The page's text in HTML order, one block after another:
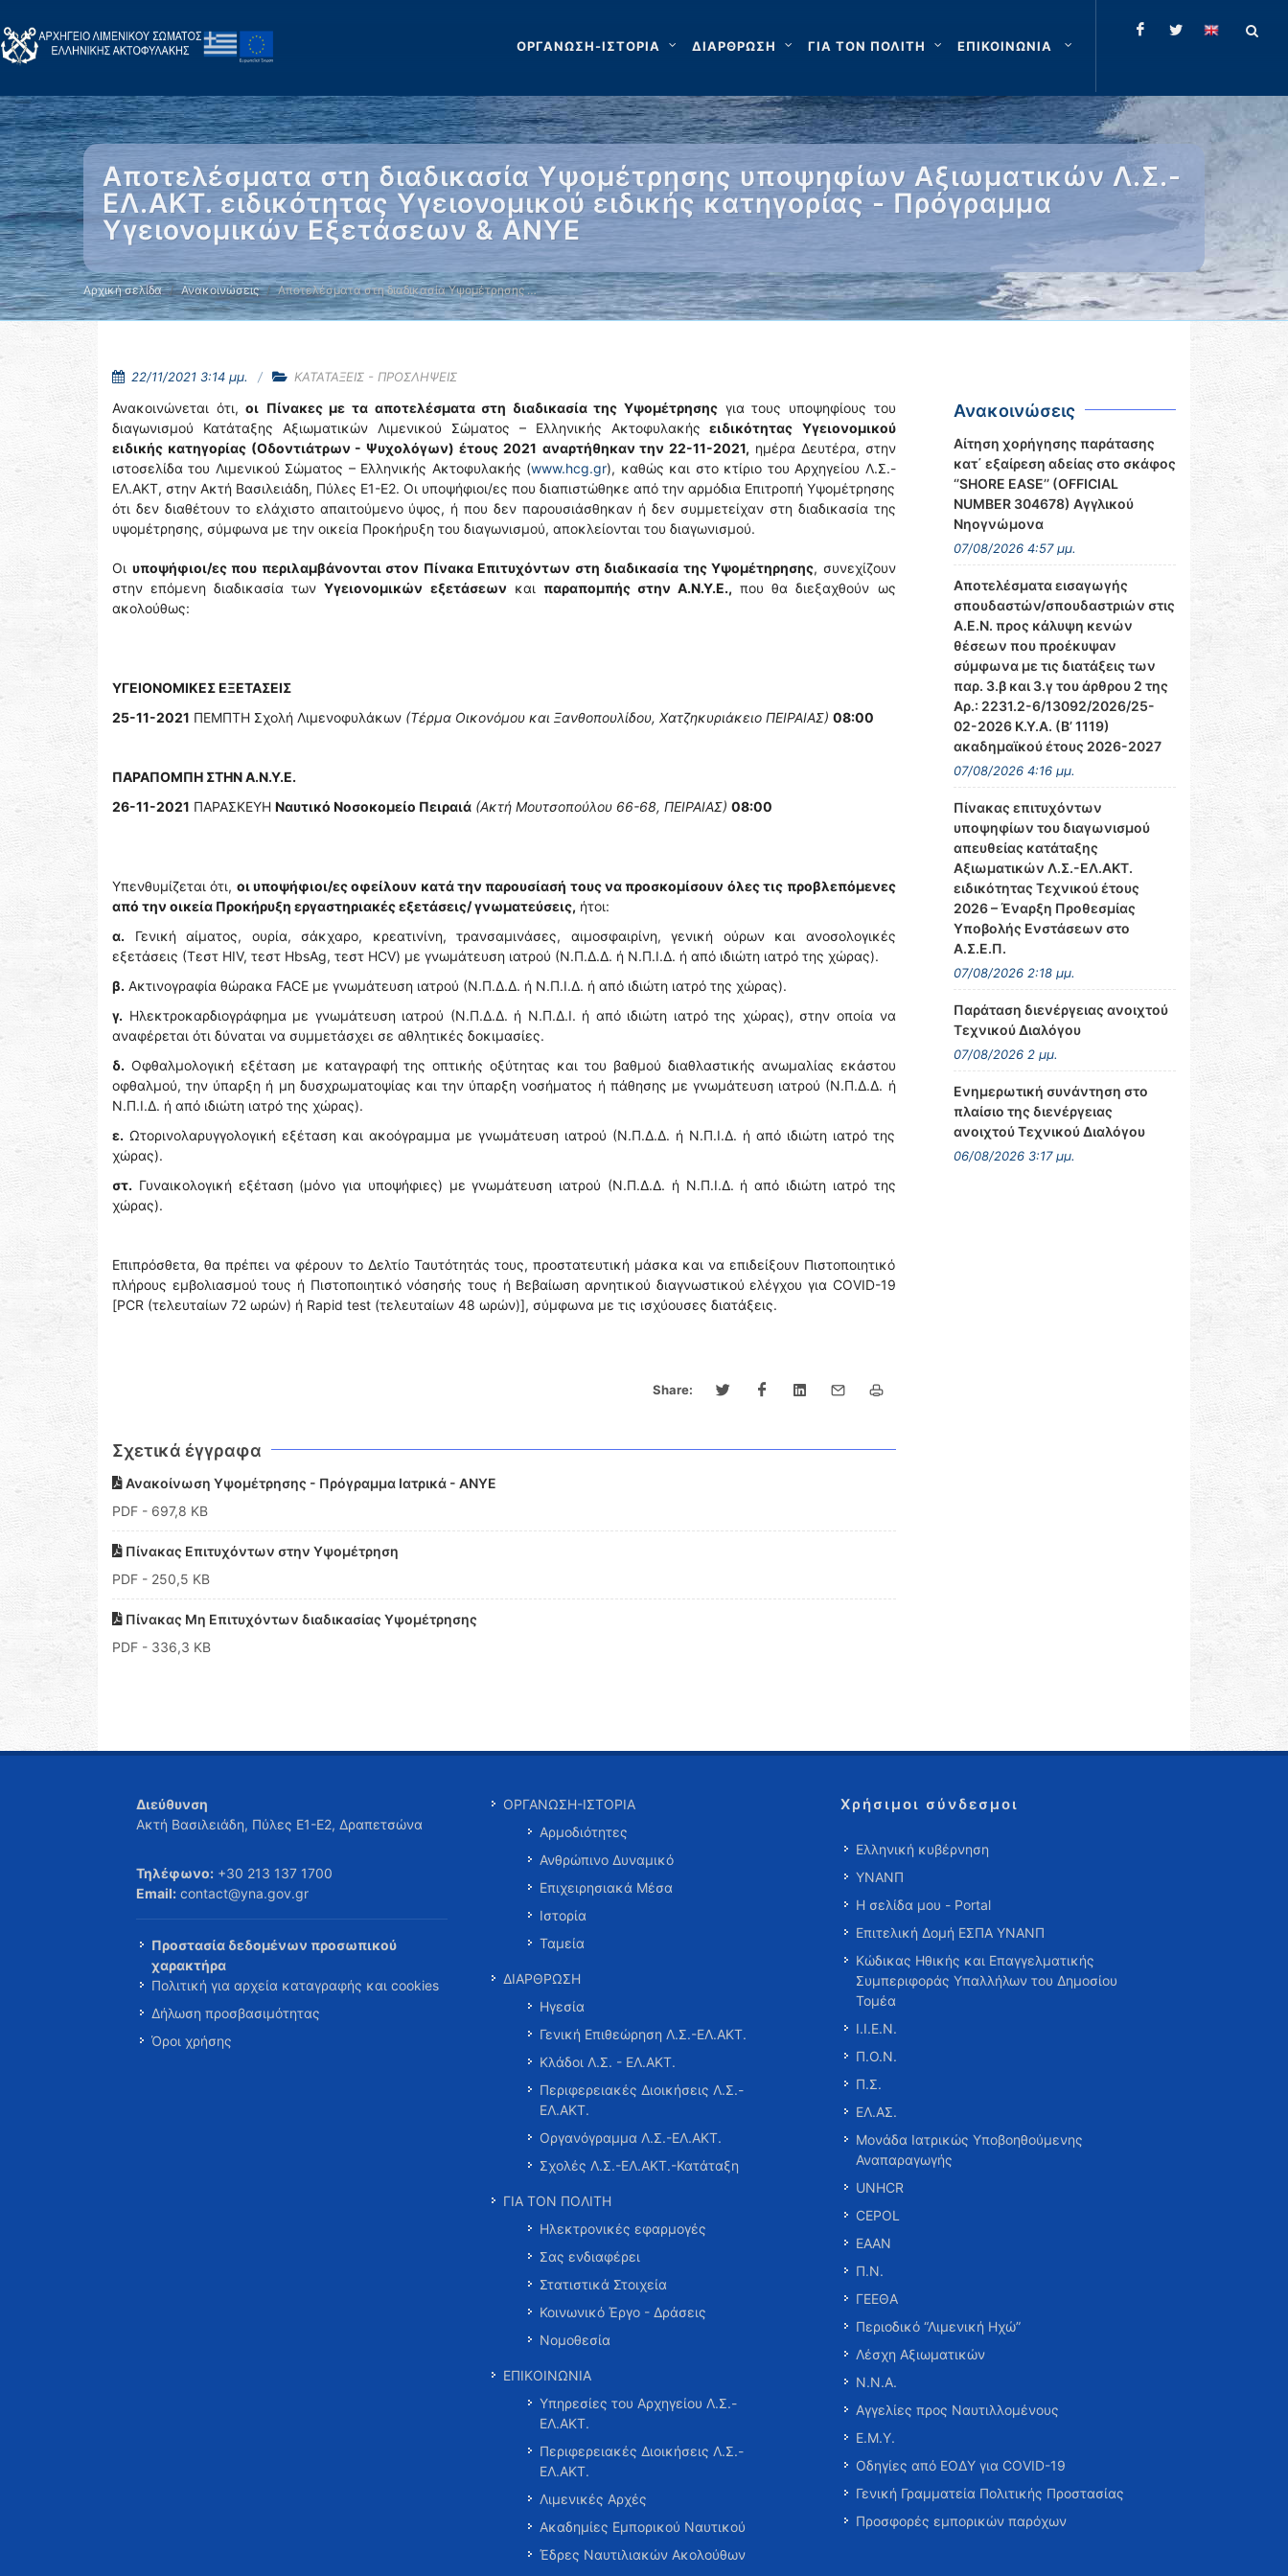
ΟΡΓΑΝΩΣΗ-ΙΣΤΟΡΙΑ ΔΙΑΡΘΡΩΣΗ ΓΙΑ ΤΟΝ ΠΟΛΙΤΗ ΕΠΙΚΟΙΝΩΝΙΑ
Αποτελέσματα στη διαδικασία Υψομέτρησης υποψηφίων Αξιωματικών Λ.Σ.-
ΕΛ.ΑΚΤ. ειδικότητας Υγειονομικού ειδικής κατηγορίας - Πρόγραμμα
Υγειονομικών Εξετάσεων & ΑΝΥΕ
Αρχική σελίδα Ανακοινώσεις Αποτελέσματα στη διαδικασία Υψομέτρησης …
22/11/2021 3:14 μμ. ΚΑΤΑΤΑΞΕΙΣ - ΠΡΟΣΛΗΨΕΙΣ
Ανακοινώνεται ότι,οι Πίνακες με τα αποτελέσματα στη διαδικασία της Υψομέτρησης για τους υποψηφίους του
διαγωνισμού Κατάταξης Αξιωματικών Λιμενικού Σώματος – Ελληνικής Ακτοφυλακής ειδικότητας Υγειονομικού
ειδικής κατηγορίας (Οδοντιάτρων - Ψυχολόγων) έτους 2021 αναρτήθηκαν την 22-11-2021, ημέρα Δευτέρα, στην
ιστοσελίδα του Λιμενικού Σώματος – Ελληνικής Ακτοφυλακής (www.hcg.gr), καθώς και στο κτίριο του Αρχηγείου Λ.Σ.-
ΕΛ.ΑΚΤ, στην Ακτή Βασιλειάδη, Πύλες Ε1-Ε2. Οι υποψήφιοι/ες που διαπιστώθηκε από την αρμόδια Επιτροπή Υψομέτρησης
ότι δεν διαθέτουν το ελάχιστο απαιτούμενο ύψος, ή που δεν παρουσιάσθηκαν ή δεν συμμετείχαν στη διαδικασία της
υψομέτρησης, σύμφωνα με την οικεία Προκήρυξη του διαγωνισμού, αποκλείονται του διαγωνισμού.
Οι υποψήφιοι/ες που περιλαμβάνονται στον Πίνακα Επιτυχόντων στη διαδικασία της Υψομέτηρησης, συνεχίζουν
στην επόμενη διαδικασία τωνΥγειονομικών εξετάσεων και παραπομπής στην Α.Ν.Υ.Ε., που θα διεξαχθούν ως
ακολούθως:
ΥΓΕΙΟΝΟΜΙΚΕΣ ΕΞΕΤΑΣΕΙΣ
25-11-2021 ΠΕΜΠΤΗ Σχολή Λιμενοφυλάκων (Τέρμα Οικονόμου και Ξανθοπουλίδου, Χατζηκυριάκειο ΠΕΙΡΑΙΑΣ) 08:00
ΠΑΡΑΠΟΜΠΗ ΣΤΗΝ Α.Ν.Υ.Ε.
26-11-2021 ΠΑΡΑΣΚΕΥΗ Ναυτικό Νοσοκομείο Πειραιά (Ακτή Μουτσοπούλου 66-68, ΠΕΙΡΑΙΑΣ) 08:00
Υπενθυμίζεται ότι, οι υποψήφιοι/ες οφείλουν κατά την παρουσίασή τους να προσκομίσουν όλες τις προβλεπόμενες
από την οικεία Προκήρυξη εργαστηριακές εξετάσεις/ γνωματεύσεις, ήτοι:
α. Γενική αίματος, ουρία, σάκχαρο, κρεατινίνη, τρανσαμινάσες, αιμοσφαιρίνη, γενική ούρων και ανοσολογικές
εξετάσεις (Τεστ HIV, τεστ HbsAg, τεστ HCV) με γνωμάτευση ιατρού (Ν.Π.Δ.Δ. ή Ν.Π.Ι.Δ. ή από ιδιώτη ιατρό της χώρας).
β. Ακτινογραφία θώρακα FACE με γνωμάτευση ιατρού (Ν.Π.Δ.Δ. ή Ν.Π.Ι.Δ. ή από ιδιώτη ιατρό της χώρας).
γ. Ηλεκτροκαρδιογράφημα με γνωμάτευση ιατρού (Ν.Π.Δ.Δ. ή Ν.Π.Δ.Ι. ή από ιδιώτη ιατρό της χώρας), στην οποία να
αναφέρεται ότι δύναται να συμμετάσχει σε αθλητικές δοκιμασίες.
δ. Οφθαλμολογική εξέταση με καταγραφή της οπτικής οξύτητας και του βαθμού διαθλαστικής ανωμαλίας εκάστου
οφθαλμού, την ύπαρξη ή μη δυσχρωματοψίας και την ύπαρξη νοσήματος ή πάθησης με γνωμάτευση ιατρού (Ν.Π.Δ.Δ. ή
Ν.Π.Ι.Δ. ή από ιδιώτη ιατρό της χώρας).
ε. Ωτορινολαρυγγολογική εξέταση και ακοόγραμμα με γνωμάτευση ιατρού (Ν.Π.Δ.Δ. ή Ν.Π.Ι.Δ. ή από ιδιώτη ιατρό της
χώρας).
στ. Γυναικολογική εξέταση (μόνο για υποψήφιες) με γνωμάτευση ιατρού (Ν.Π.Δ.Δ. ή Ν.Π.Ι.Δ. ή από ιδιώτη ιατρό της
χώρας).
Επιπρόσθετα, θα πρέπει να φέρουν το Δελτίο Ταυτότητάς τους, προστατευτική μάσκα και να επιδείξουν Πιστοποιητικό
πλήρους εμβολιασμού τους ή Πιστοποιητικό νόσησής τους ή Βεβαίωση αρνητικού διαγνωστικού ελέγχου για COVID-19
[PCR (τελευταίων 72 ωρών) ή Rapid test (τελευταίων 48 ωρών)], σύμφωνα με τις ισχύουσες διατάξεις.
Share:
Σχετικά έγγραφα
Ανακοίνωση Υψομέτρησης - Πρόγραμμα Ιατρικά - ΑΝΥΕ
PDF - 697,8 KB
Πίνακας Επιτυχόντων στην Υψομέτρηση
PDF - 250,5 KB
Πίνακας Μη Επιτυχόντων διαδικασίας Υψομέτρησης
PDF - 336,3 KB
Ανακοινώσεις
Αίτηση χορήγησης παράτασης
κατ΄ εξαίρεση αδείας στο σκάφος
‘’SHORE EASE’’ (OFFICIAL
NUMBER 304678) Αγγλικού
Νηογνώμονα
07/08/2026 4:57 μμ.
Αποτελέσματα εισαγωγής
σπουδαστών/σπουδαστριών στις
Α.Ε.Ν. προς κάλυψη κενών
θέσεων που προέκυψαν
σύμφωνα με τις διατάξεις των
παρ. 3.β και 3.γ του άρθρου 2 της
Αρ.: 2231.2-6/13092/2026/25-
02-2026 Κ.Υ.Α. (Β’ 1119)
ακαδημαϊκού έτους 2026-2027
07/08/2026 4:16 μμ.
Πίνακας επιτυχόντων
υποψηφίων του διαγωνισμού
απευθείας κατάταξης
Αξιωματικών Λ.Σ.-ΕΛ.ΑΚΤ.
ειδικότητας Τεχνικού έτους
2026 – Έναρξη Προθεσμίας
Υποβολής Ενστάσεων στο
Α.Σ.Ε.Π.
07/08/2026 2:18 μμ.
Παράταση διενέργειας ανοιχτού
Τεχνικού Διαλόγου
07/08/2026 2 μμ.
Ενημερωτική συνάντηση στο
πλαίσιο της διενέργειας
ανοιχτού Τεχνικού Διαλόγου
06/08/2026 3:17 μμ.
Διεύθυνση
Ακτή Βασιλειάδη, Πύλες Ε1-Ε2, Δραπετσώνα
Τηλέφωνο: +30 213 137 1700
Email: contact@yna.gov.gr
Προστασία δεδομένων προσωπικού
χαρακτήρα
Πολιτική για αρχεία καταγραφής και cookies
Δήλωση προσβασιμότητας
Όροι χρήσης
ΟΡΓΑΝΩΣΗ-ΙΣΤΟΡΙΑ
Αρμοδιότητες
Ανθρώπινο Δυναμικό
Επιχειρησιακά Μέσα
Ιστορία
Ταμεία
ΔΙΑΡΘΡΩΣΗ
Ηγεσία
Γενική Επιθεώρηση Λ.Σ.-ΕΛ.ΑΚΤ.
Κλάδοι Λ.Σ. - ΕΛ.ΑΚΤ.
Περιφερειακές Διοικήσεις Λ.Σ.-
ΕΛ.ΑΚΤ.
Οργανόγραμμα Λ.Σ.-ΕΛ.ΑΚΤ.
Σχολές Λ.Σ.-ΕΛ.ΑΚΤ.-Κατάταξη
ΓΙΑ ΤΟΝ ΠΟΛΙΤΗ
Ηλεκτρονικές εφαρμογές
Σας ενδιαφέρει
Στατιστικά Στοιχεία
Κοινωνικό Έργο - Δράσεις
Νομοθεσία
ΕΠΙΚΟΙΝΩΝΙΑ
Υπηρεσίες του Αρχηγείου Λ.Σ.-
ΕΛ.ΑΚΤ.
Περιφερειακές Διοικήσεις Λ.Σ.-
ΕΛ.ΑΚΤ.
Λιμενικές Αρχές
Ακαδημίες Εμπορικού Ναυτικού
Έδρες Ναυτιλιακών Ακολούθων
Χρήσιμοι σύνδεσμοι
Ελληνική κυβέρνηση
ΥΝΑΝΠ
Η σελίδα μου - Portal
Επιτελική Δομή ΕΣΠΑ ΥΝΑΝΠ
Κώδικας Ηθικής και Επαγγελματικής
Συμπεριφοράς Υπαλλήλων του Δημοσίου
Τομέα
Ι.Ι.Ε.Ν.
Π.Ο.Ν.
Π.Σ.
ΕΛ.ΑΣ.
Μονάδα Ιατρικώς Υποβοηθούμενης
Αναπαραγωγής
UNHCR
CEPOL
ΕΑΑΝ
Π.Ν.
ΓΕΕΘΑ
Περιοδικό “Λιμενική Ηχώ”
Λέσχη Αξιωματικών
Ν.Ν.Α.
Αγγελίες προς Ναυτιλλομένους
Ε.Μ.Υ.
Οδηγίες από ΕΟΔΥ για COVID-19
Γενική Γραμματεία Πολιτικής Προστασίας
Προσφορές εμπορικών παρόχων